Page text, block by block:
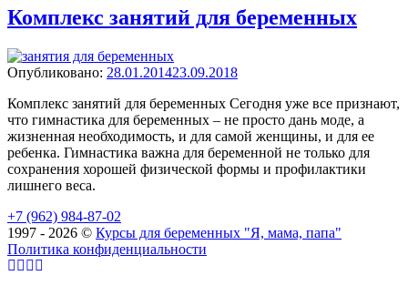
Комплекс занятий для беременных
Опубликовано: Опубликовано
28.01.201423.09.2018
Комплекс занятий для беременных Сегодня уже все признают,
что гимнастика для беременных – не просто дань моде, а
жизненная необходимость, и для самой женщины, и для ее
ребенка. Гимнастика важна для беременной не только для
сохранения хорошей физической формы и профилактики
лишнего веса.
+7 (962) 984-87-02
1997 - 2026 © Курсы для беременных "Я, мама, папа"
Политика конфиденциальности